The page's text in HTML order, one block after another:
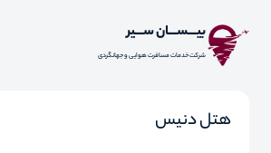
بیـــســـان ســـیر
شرکت خدمات مسافرت هوایی و جهانگردی
هتل دنیس